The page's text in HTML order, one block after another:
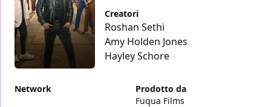
Creatori
Roshan Sethi
Amy Holden Jones
Hayley Schore
Network
Prodotto da
Fuqua Films